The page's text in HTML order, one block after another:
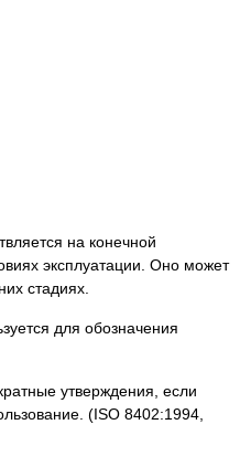
на конечной
эксплуатации. Оно может
стадиях.
для обозначения
утверждения, если
(ISO 8402:1994,